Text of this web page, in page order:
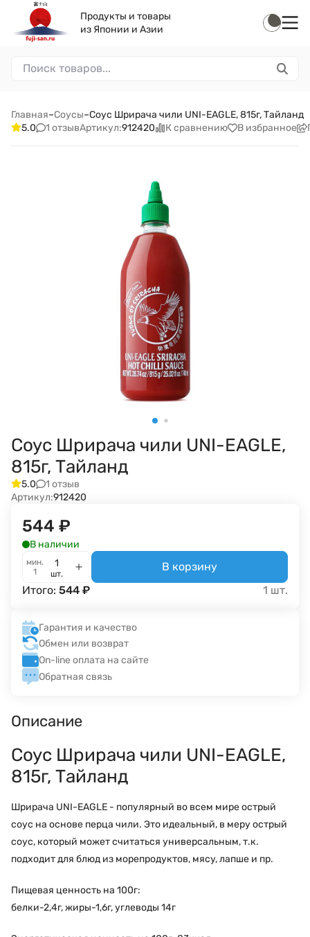
Продукты и товары
из Японии и Азии
Главная–Соусы–Соус Шрирача чили UNI-EAGLE, 815г, Тайланд
5.0
1 отзывАртикул:912420 К сравнению В избранное
Соус Шрирача чили UNI-EAGLE,
815г, Тайланд
5.0
1 отзыв
Артикул:912420
544 ₽
В наличии
мин.
1
шт.
В корзину
Итого: 544 ₽ 1 шт.
Гарантия и качество
Обмен или возврат
On-line оплата на сайте
Обратная связь
Описание
Соус Шрирача чили UNI-EAGLE,
815г, Тайланд
Шрирача UNI-EAGLE - популярный во всем мире острый
соус на основе перца чили. Это идеальный, в меру острый
соус, который может считаться универсальным, т.к.
подходит для блюд из морепродуктов, мясу, лапше и пр.
Пищевая ценность на 100г:
белки-2,4г, жиры-1,6г, углеводы 14г